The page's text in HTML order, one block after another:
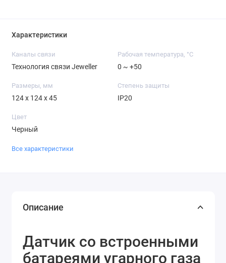
Характеристики
Каналы связи
Технология связи Jeweller
Рабочая температура, °C
0 ~ +50
Размеры, мм
124 x 124 x 45
Степень защиты
IP20
Цвет
Черный
Все характеристики
Описание
Датчик со встроенными
батареями угарного газа